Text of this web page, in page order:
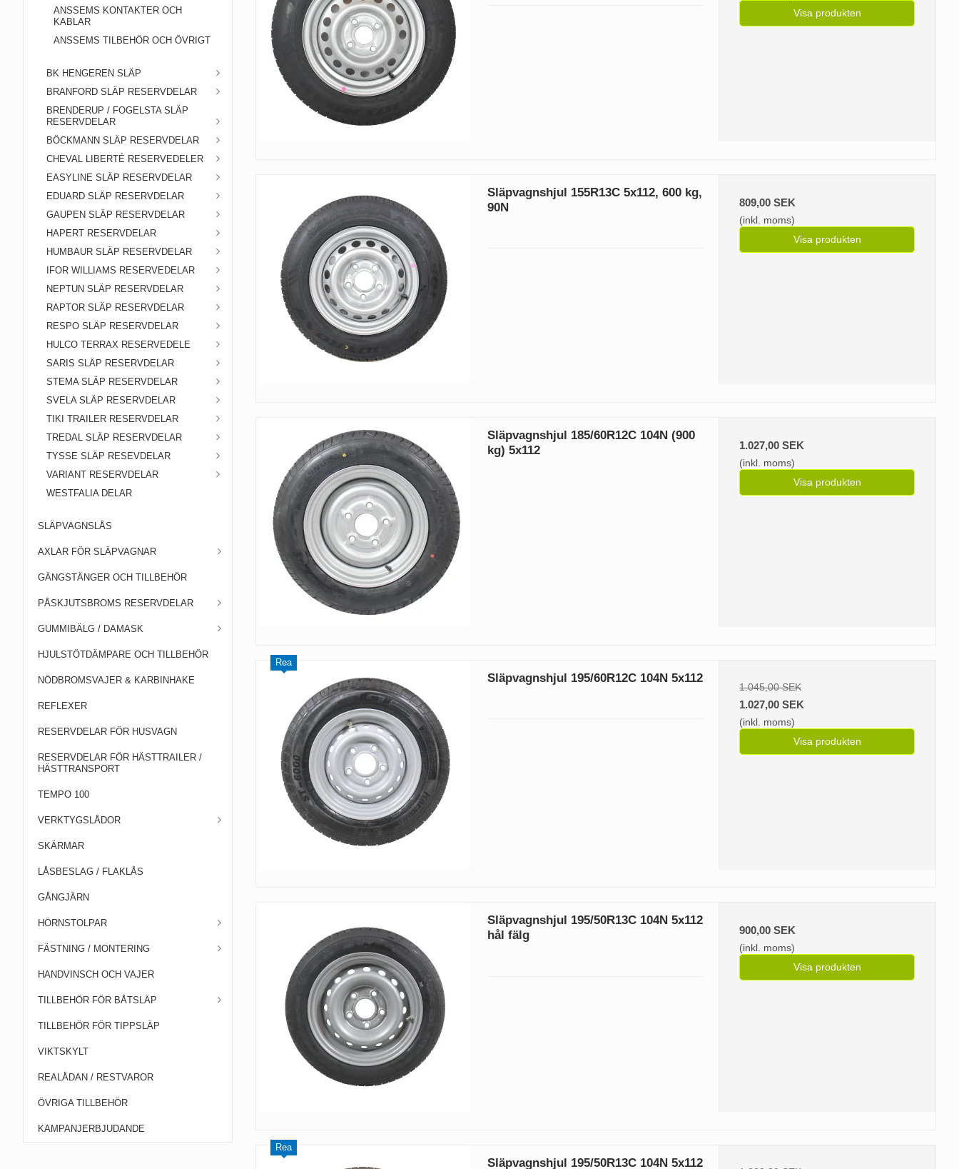
ANSSEMS KONTAKTER OCH
KABLAR
ANSSEMS TILBEHÖR OCH ÖVRIGT
BK HENGEREN SLÄP
BRANFORD SLÄP RESERVDELAR
BRENDERUP / FOGELSTA SLÄP
RESERVDELAR
BÖCKMANN SLÄP RESERVDELAR
CHEVAL LIBERTÉ RESERVEDELER
EASYLINE SLÄP RESERVDELAR
EDUARD SLÄP RESERVDELAR
GAUPEN SLÄP RESERVDELAR
HAPERT RESERVDELAR
HUMBAUR SLÄP RESERVDELAR
IFOR WILLIAMS RESERVEDELAR
NEPTUN SLÄP RESERVDELAR
RAPTOR SLÄP RESERVDELAR
RESPO SLÄP RESERVDELAR
HULCO TERRAX RESERVEDELE
SARIS SLÄP RESERVDELAR
STEMA SLÄP RESERVDELAR
SVELA SLÄP RESERVDELAR
TIKI TRAILER RESERVDELAR
TREDAL SLÄP RESERVDELAR
TYSSE SLÄP RESEVDELAR
VARIANT RESERVDELAR
WESTFALIA DELAR
SLÄPVAGNSLÅS
AXLAR FÖR SLÄPVAGNAR
GÄNGSTÄNGER OCH TILLBEHÖR
PÅSKJUTSBROMS RESERVDELAR
GUMMIBÄLG / DAMASK
HJULSTÖTDÄMPARE OCH TILLBEHÖR
NÖDBROMSVAJER & KARBINHAKE
REFLEXER
RESERVDELAR FÖR HUSVAGN
RESERVDELAR FÖR HÄSTTRAILER /
HÄSTTRANSPORT
TEMPO 100
VERKTYGSLÅDOR
SKÄRMAR
LÅSBESLAG / FLAKLÅS
GÅNGJÄRN
HÖRNSTOLPAR
FÄSTNING / MONTERING
HANDVINSCH OCH VAJER
TILLBEHÖR FÖR BÅTSLÄP
TILLBEHÖR FÖR TIPPSLÄP
VIKTSKYLT
REALÅDAN / RESTVAROR
ÖVRIGA TILLBEHÖR
KAMPANJERBJUDANDE
Visa produkten
Släpvagnshjul 155R13C 5x112, 600 kg,
90N
809,00 SEK
(inkl. moms)
Visa produkten
Släpvagnshjul 185/60R12C 104N (900
kg) 5x112
1.027,00 SEK
(inkl. moms)
Visa produkten
Rea
Släpvagnshjul 195/60R12C 104N 5x112
1.045,00 SEK
1.027,00 SEK
(inkl. moms)
Visa produkten
Släpvagnshjul 195/50R13C 104N 5x112
hål fälg
900,00 SEK
(inkl. moms)
Visa produkten
Rea
Släpvagnshjul 195/50R13C 104N 5x112